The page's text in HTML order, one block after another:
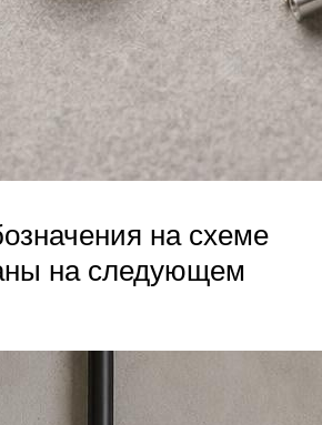
на схеме
на следующем